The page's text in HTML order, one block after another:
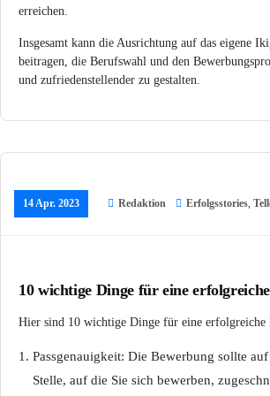
erreichen.
Insgesamt kann die Ausrichtung auf das eigene
beitragen, die Berufswahl und den
und zufriedenstellender zu gestalten.
14 Apr. 2023 Redaktion Erfolgsstories,
10 wichtige Dinge für eine
Hier sind 10 wichtige Dinge für eine erfolgreiche
Passgenauigkeit: Die Bewerbung sollte
Stelle, auf die Sie sich bewerben,